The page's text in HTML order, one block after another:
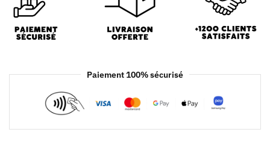
Paiement 100% sécurisé